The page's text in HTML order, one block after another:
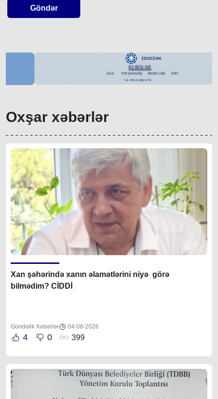
Göndər
Oxşar xəbərlər
Xan şəhərində xanın əlamətlərini niyə görə
bilmədim? CİDDİ
Gündəlik Xəbərlər 04-08-2026
4 0 399